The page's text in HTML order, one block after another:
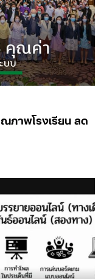
ภาพโรงเรียน ลด